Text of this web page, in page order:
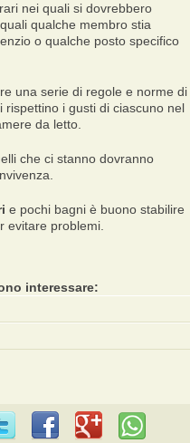
nei quali si dovrebbero
qualche membro stia
o qualche posto specifico
una serie di regole e norme di
i gusti di ciascuno nel
da letto.
che ci stanno dovranno
e pochi bagni è buono stabilire
evitare problemi.
interessare: